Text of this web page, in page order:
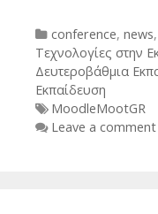
Categories
conference, news,
Τεχνολογίες στην
Δευτεροβάθμια
Εκπαίδευση
Tags
MoodleMootGR
Leave a comment